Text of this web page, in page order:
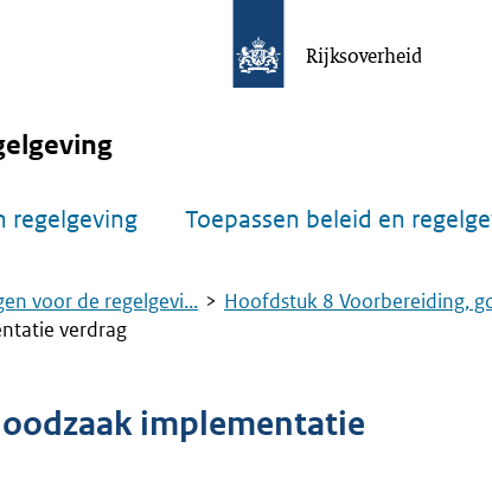
Rijksoverheid
regelgeving Toepassen beleid en
voor de regelgevi... Hoofdstuk 8 Voorbereiding,
verdrag
implementatie